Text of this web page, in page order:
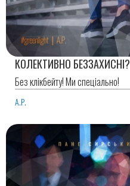
КОЛЕКТИВНО БЕЗЗАХИСНІ?
Без клікбейту! Ми спеціально!
А.Р.